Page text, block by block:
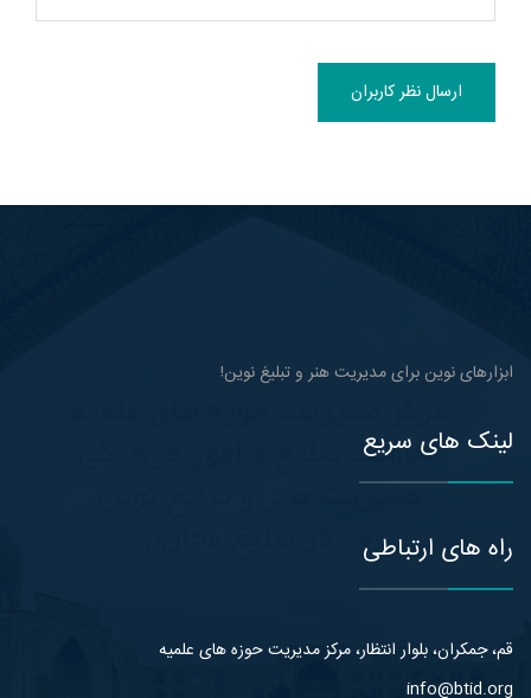
ارسال نظر کاربران
ابزارهای نوین برای مدیریت هنر و تبلیغ نوین!
لینک های سریع
راه های ارتباطی
قم، جمکران، بلوار انتظار، مرکز مدیریت حوزه های علمیه
info@btid.org